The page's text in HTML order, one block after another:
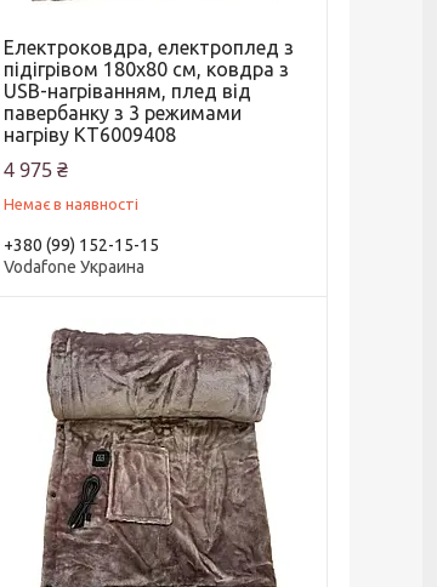
Електроковдра, електроплед з
підігрівом 180х80 см, ковдра з
USB-нагріванням, плед від
павербанку з 3 режимами
нагріву KT6009408
4 975 ₴
Немає в наявності
+380 (99) 152-15-15
Vodafone Украина